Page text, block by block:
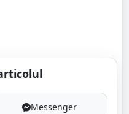
Messenger